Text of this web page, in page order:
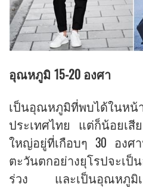
อุณหภูมิ 15-20 องศา
เป็นอุณหภูมิที่พบได้ในหน้
ประเทศไทย แต่ก็น้อยเสี
ใหญ่อยู่ที่เกือบๆ 30 องศ
ตะวันตกอย่างยุโรปจะเป็
ร่วง และเป็นอุณหภูมิเ